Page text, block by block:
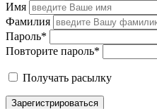
Имя
Фамилия
Пароль*
Повторите пароль*
Получать расылку
Зарегистрироваться